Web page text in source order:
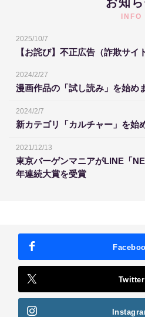
INFO
2025/10/7
【お詫び】不正広告（詐欺サイ
2024/2/27
漫画作品の「試し読み」を始め
2024/2/7
新カテゴリ「カルチャー」を始
2021/12/13
東京バーゲンマニアがLINE「
年連続大賞を受賞
Twitter